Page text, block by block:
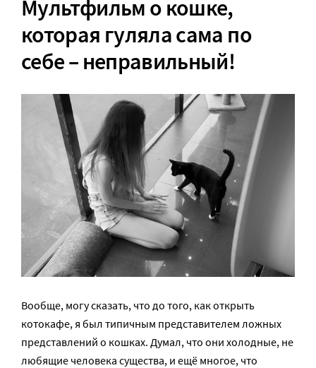
Мультфильм о кошке,
которая гуляла сама по
себе – неправильный!
Вообще, могу сказать, что до того, как открыть
котокафе, я был типичным представителем ложных
представлений о кошках. Думал, что они холодные, не
любящие человека существа, и ещё многое, что